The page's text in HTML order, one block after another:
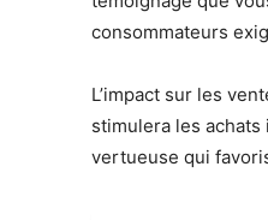
consommateurs
L’impact sur les
stimulera les
vertueuse qui